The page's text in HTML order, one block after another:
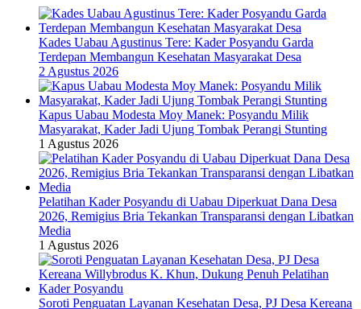
Kades Uabau Agustinus Tere: Kader Posyandu Garda
Terdepan Membangun Kesehatan Masyarakat Desa
2 Agustus 2026
Kapus Uabau Modesta Moy Manek: Posyandu Milik
Masyarakat, Kader Jadi Ujung Tombak Perangi Stunting
1 Agustus 2026
Pelatihan Kader Posyandu di Uabau Diperkuat Dana Desa
2026, Remigius Bria Tekankan Transparansi dengan Libatkan
Media
1 Agustus 2026
Soroti Penguatan Layanan Kesehatan Desa, PJ Desa Kereana